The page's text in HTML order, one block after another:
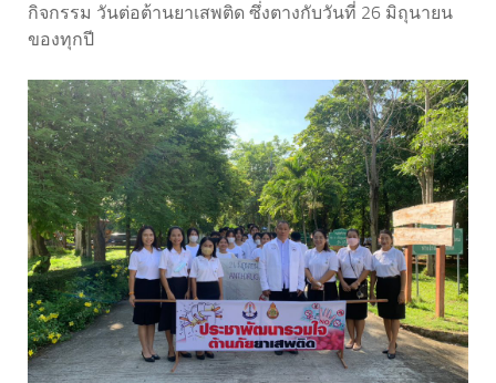
กิจกรรม วันต่อต้านยาเสพติด ซึ่งตางกับวันที่ 26 มิถุนายน
ของทุกปี